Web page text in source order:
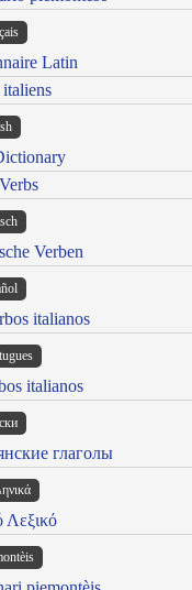
Latin
italiens
Verben
italianos
italianos
глаголы
Λεξικό